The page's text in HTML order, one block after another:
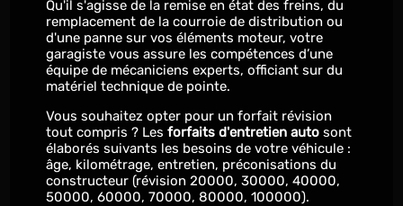
Qu'il s'agisse de la remise en état des freins, du
remplacement de la courroie de distribution ou
d'une panne sur vos éléments moteur, votre
garagiste vous assure les compétences d’une
équipe de mécaniciens experts, officiant sur du
matériel technique de pointe.
Vous souhaitez opter pour un forfait révision
tout compris ? Lesforfaits d'entretien auto sont
élaborés suivants les besoins de votre véhicule :
âge, kilométrage, entretien, préconisations du
constructeur (révision 20000, 30000, 40000,
50000, 60000, 70000, 80000, 100000).